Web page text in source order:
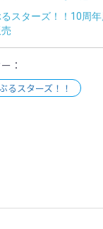
スターズ！！10周
るスターズ！！